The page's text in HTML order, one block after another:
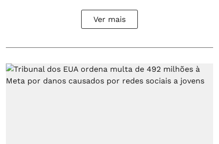
Ver mais